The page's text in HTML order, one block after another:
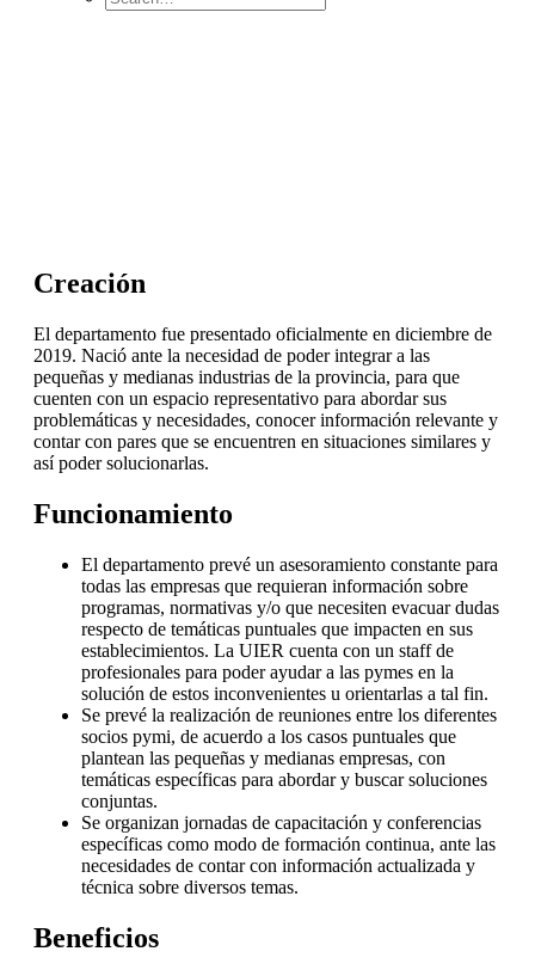
Creación
El departamento fue presentado oficialmente en diciembre de
2019. Nació ante la necesidad de poder integrar a las
pequeñas y medianas industrias de la provincia, para que
cuenten con un espacio representativo para abordar sus
problemáticas y necesidades, conocer información relevante y
contar con pares que se encuentren en situaciones similares y
así poder solucionarlas.
Funcionamiento
El departamento prevé un asesoramiento constante para
todas las empresas que requieran información sobre
programas, normativas y/o que necesiten evacuar dudas
respecto de temáticas puntuales que impacten en sus
establecimientos. La UIER cuenta con un staff de
profesionales para poder ayudar a las pymes en la
solución de estos inconvenientes u orientarlas a tal fin.
Se prevé la realización de reuniones entre los diferentes
socios pymi, de acuerdo a los casos puntuales que
plantean las pequeñas y medianas empresas, con
temáticas específicas para abordar y buscar soluciones
conjuntas.
Se organizan jornadas de capacitación y conferencias
específicas como modo de formación continua, ante las
necesidades de contar con información actualizada y
técnica sobre diversos temas.
Beneficios